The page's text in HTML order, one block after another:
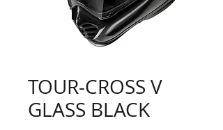
TOUR-CROSS V
GLASS BLACK